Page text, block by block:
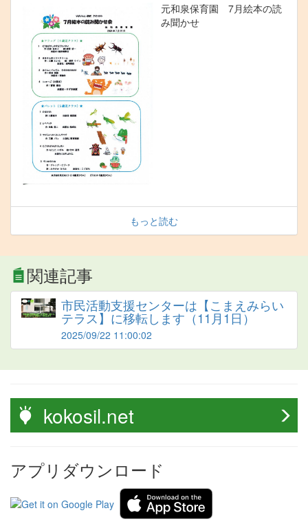
元和泉保育園 7月絵本の読
み聞かせ
もっと読む
関連記事
市民活動支援センターは【こまえみらい
テラス】に移転します（11月1日）
2025/09/22 11:00:02
kokosil.net
アプリダウンロード